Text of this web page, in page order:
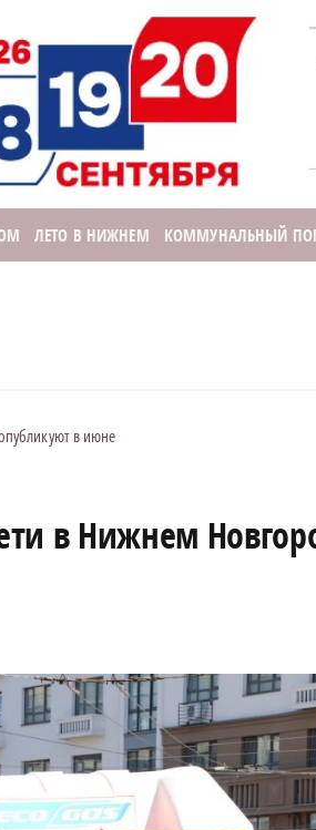
ЛЕТО В НИЖНЕМ КОММУНАЛЬНЫЙ
в июне
в Нижнем